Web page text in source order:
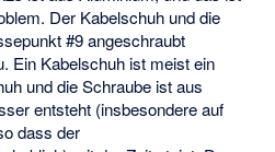
Der Kabelschuh und die
#9 angeschraubt
Ein Kabelschuh ist meist ein
und die Schraube ist aus
entsteht (insbesondere auf
dass der